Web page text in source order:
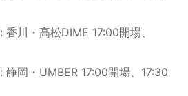
: 香川・高松DIME 17:00開場、
: 静岡・UMBER 17:00開場、17:30